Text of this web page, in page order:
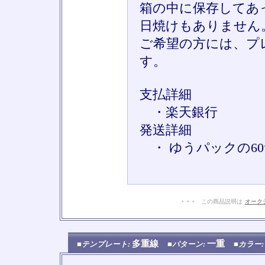
箱の中に保存してあ
日焼けもありません
ご希望の方には、
す。
支払詳細
・楽天銀行
発送詳細
・ ゆうパックの
+ + + この商品説明は オーク
■テンプレート: 多重線 ■パターン: 一重 ■カラー: